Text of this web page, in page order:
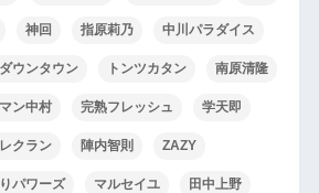
神回 指原莉乃 中川パラダイス
ウンタウン トンツカタン 南原清隆
ン中村 完熟フレッシュ 学天即
クラン 陣内智則 ZAZY
パワーズ マルセイユ 田中上野